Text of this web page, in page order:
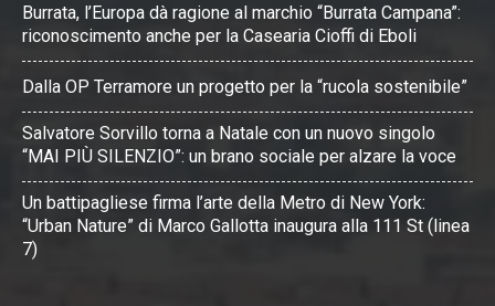
Burrata, l’Europa dà ragione al marchio “Burrata Campana”:
riconoscimento anche per la Casearia Cioffi di Eboli
Dalla OP Terramore un progetto per la “rucola sostenibile”
Salvatore Sorvillo torna a Natale con un nuovo singolo
“MAI PIÙ SILENZIO”: un brano sociale per alzare la voce
Un battipagliese firma l’arte della Metro di New York:
“Urban Nature” di Marco Gallotta inaugura alla 111 St (linea
7)